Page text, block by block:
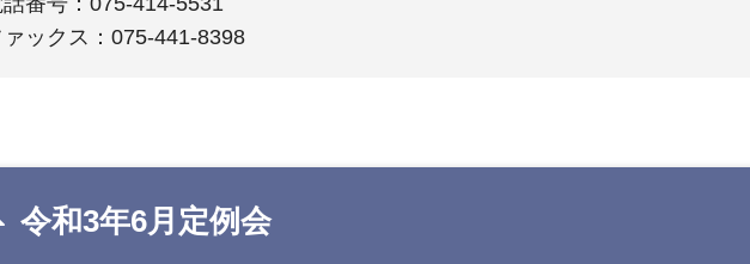
ァックス：075-441-8398
令和3年6月定例会